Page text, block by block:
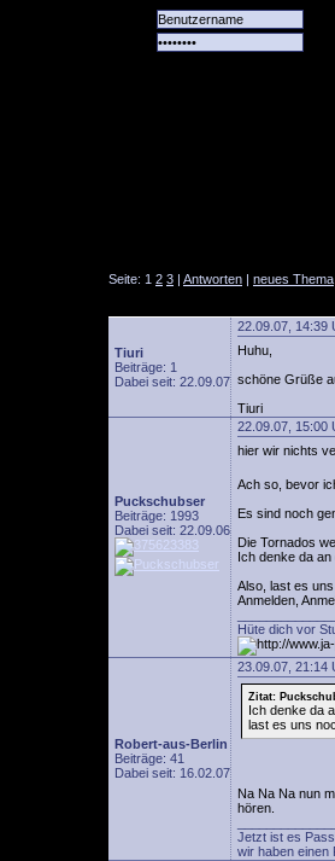
Seite: 1 2 3 | Antworten | neues Thema
Tiuri
Beiträge: 1
Dabei seit: 22.09.07
22.09.07, 14:39
Huhu,
schöne Grüße
Tiuri
Puckschubser
Beiträge: 1993
Dabei seit: 22.09.06
22.09.07, 15:00
hier wir nichts
Ach so, bevor
Es sind noch
Die Tornados
Ich denke da
Also, last es
Anmelden,
Hüte dich vor
Robert-aus-Berlin
Beiträge: 41
Dabei seit: 16.02.07
23.09.07, 21:14
Zitat:
Ich denke da
last es uns
Na Na Na nun
hören.
Jetzt ist es
wir haben einen